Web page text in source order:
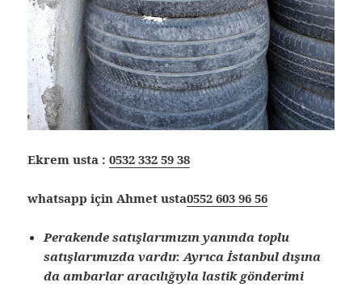
Ekrem usta :0532 332 59 38
whatsapp için Ahmet usta0552 603 96 56
Perakende satışlarımızın yanında toplu
satışlarımızda vardır. Ayrıca İstanbul dışına
da ambarlar aracılığıyla lastik gönderimi